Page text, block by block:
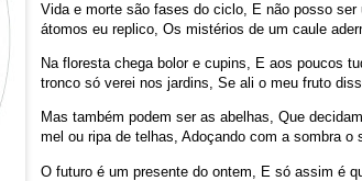
Vida e morte são fases do ciclo, E não posso
átomos eu replico, Os mistérios de um caule
Na floresta chega bolor e cupins, E aos poucos
tronco só verei nos jardins, Se ali o meu fruto
Mas também podem ser as abelhas, Que
mel ou ripa de telhas, Adoçando com a sombra o
O futuro é um presente do ontem, E só assim é